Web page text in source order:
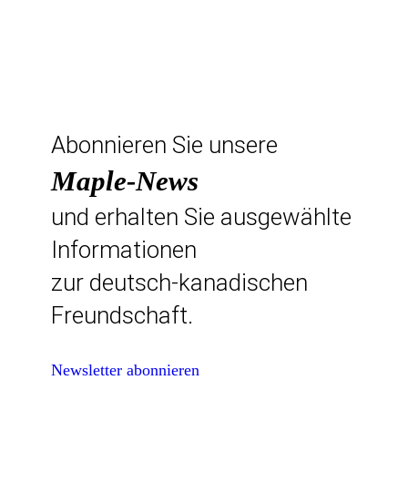
Abonnieren Sie unsere
Maple-News
und erhalten Sie ausgewählte
Informationen
zur deutsch-kanadischen
Freundschaft.
Newsletter abonnieren